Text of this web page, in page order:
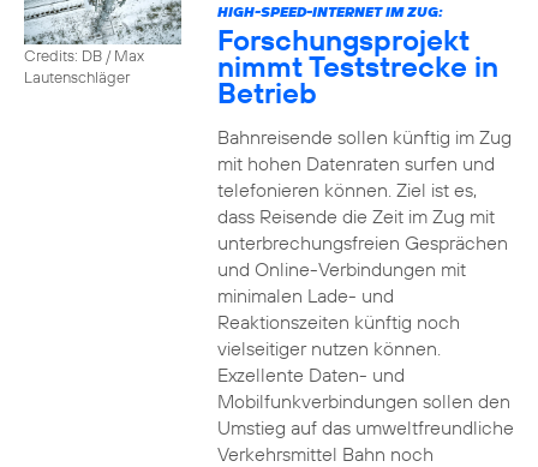
Credits: DB / Max
Lautenschläger
HIGH-SPEED-INTERNET IM ZUG:
Forschungsprojekt
nimmt Teststrecke in
Betrieb
Bahnreisende sollen künftig im Zug
mit hohen Datenraten surfen und
telefonieren können. Ziel ist es,
dass Reisende die Zeit im Zug mit
unterbrechungsfreien Gesprächen
und Online-Verbindungen mit
minimalen Lade- und
Reaktionszeiten künftig noch
vielseitiger nutzen können.
Exzellente Daten- und
Mobilfunkverbindungen sollen den
Umstieg auf das umweltfreundliche
Verkehrsmittel Bahn noch